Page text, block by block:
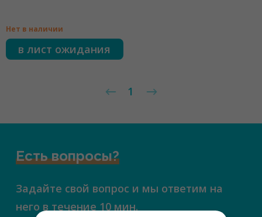
Нет в наличии
в лист ожидания
1
Есть вопросы?
Задайте свой вопрос и мы ответим на
него в течение 10 мин.